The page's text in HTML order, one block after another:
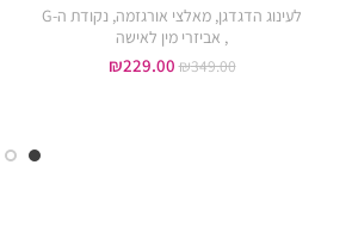
לעינוג הדגדגן, מאלצי אורגזמה, נקודת ה-G
, אביזרי מין לאישה
₪349.00
₪229.00